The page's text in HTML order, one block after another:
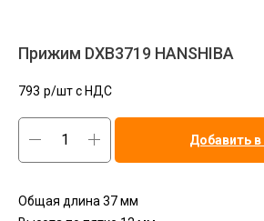
Прижим DXB3719 HANSHIBA
793 р/шт c НДС
Добавить в
Общая длина 37 мм